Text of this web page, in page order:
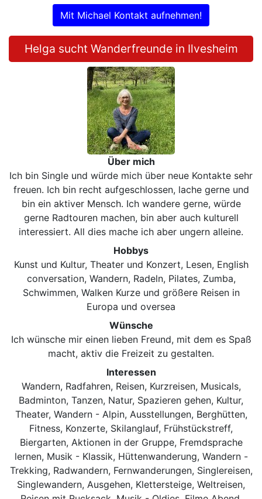
Mit Michael Kontakt aufnehmen!
Helga sucht Wanderfreunde in Ilvesheim
Über mich
Ich bin Single und würde mich über neue Kontakte sehr
freuen. Ich bin recht aufgeschlossen, lache gerne und
bin ein aktiver Mensch. Ich wandere gerne, würde
gerne Radtouren machen, bin aber auch kulturell
interessiert. All dies mache ich aber ungern alleine.
Hobbys
Kunst und Kultur, Theater und Konzert, Lesen, English
conversation, Wandern, Radeln, Pilates, Zumba,
Schwimmen, Walken Kurze und größere Reisen in
Europa und oversea
Wünsche
Ich wünsche mir einen lieben Freund, mit dem es Spaß
macht, aktiv die Freizeit zu gestalten.
Interessen
Wandern, Radfahren, Reisen, Kurzreisen, Musicals,
Badminton, Tanzen, Natur, Spazieren gehen, Kultur,
Theater, Wandern - Alpin, Ausstellungen, Berghütten,
Fitness, Konzerte, Skilanglauf, Frühstückstreff,
Biergarten, Aktionen in der Gruppe, Fremdsprache
lernen, Musik - Klassik, Hüttenwanderung, Wandern -
Trekking, Radwandern, Fernwanderungen, Singlereisen,
Singlewandern, Ausgehen, Klettersteige, Weltreisen,